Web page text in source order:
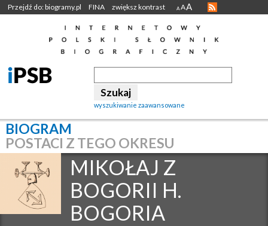
Przejdź do: biogramy.pl FINA zwiększ kontrast A AA
wyszukiwanie zaawansowane
BIOGRAM
POSTACI Z TEGO OKRESU
MIKOŁAJ Z
BOGORII H.
BOGORIA